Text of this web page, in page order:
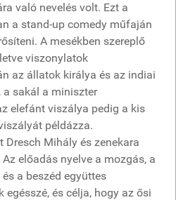
való nevelés volt. Ezt a
a stand-up comedy műfaján
A mesékben szereplő
viszonylatok
az állatok királya és az indiai
a sakál a miniszter
elefánt viszálya pedig a kis
példázza.
Mihály és zenekara
előadás nyelve a mozgás, a
a beszéd együttes
és célja, hogy az ősi